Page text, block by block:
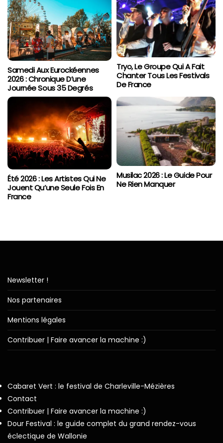
Samedi Aux Eurockéennes
2026 : Chronique D’une
Journée Sous 35 Degrés
Tryo, Le Groupe Qui A Fait
Chanter Tous Les Festivals
De France
Été 2026 : Les Artistes Qui Ne
Jouent Qu’une Seule Fois En
France
Musilac 2026 : Le Guide Pour
Ne Rien Manquer
Newsletter !
Nos partenaires
Mentions légales
Contribuer | Faire avancer la machine :)
Cabaret Vert : le festival de Charleville-Mézières
Contact
Contribuer | Faire avancer la machine :)
Dour Festival : le guide complet du grand rendez-vous
éclectique de Wallonie